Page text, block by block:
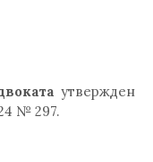
утвержден
№ 297.